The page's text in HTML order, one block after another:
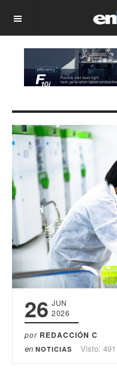
OFF CANVAS
26 JUN
2026
por REDACCIÓN C
en NOTICIAS Visto: 491